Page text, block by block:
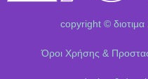
copyright ©
Όροι Χρήσης &